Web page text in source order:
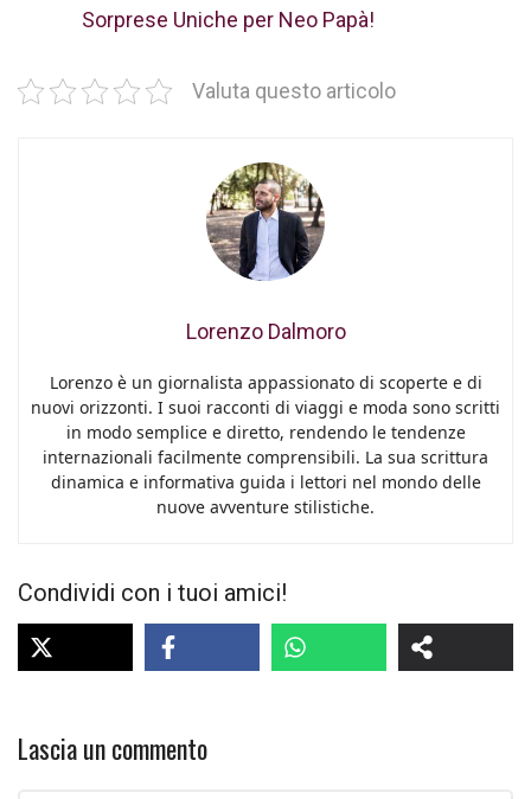
Sorprese Uniche per Neo Papà!
Valuta questo articolo
Lorenzo Dalmoro
Lorenzo è un giornalista appassionato di scoperte e di
nuovi orizzonti. I suoi racconti di viaggi e moda sono scritti
in modo semplice e diretto, rendendo le tendenze
internazionali facilmente comprensibili. La sua scrittura
dinamica e informativa guida i lettori nel mondo delle
nuove avventure stilistiche.
Condividi con i tuoi amici!
Lascia un commento